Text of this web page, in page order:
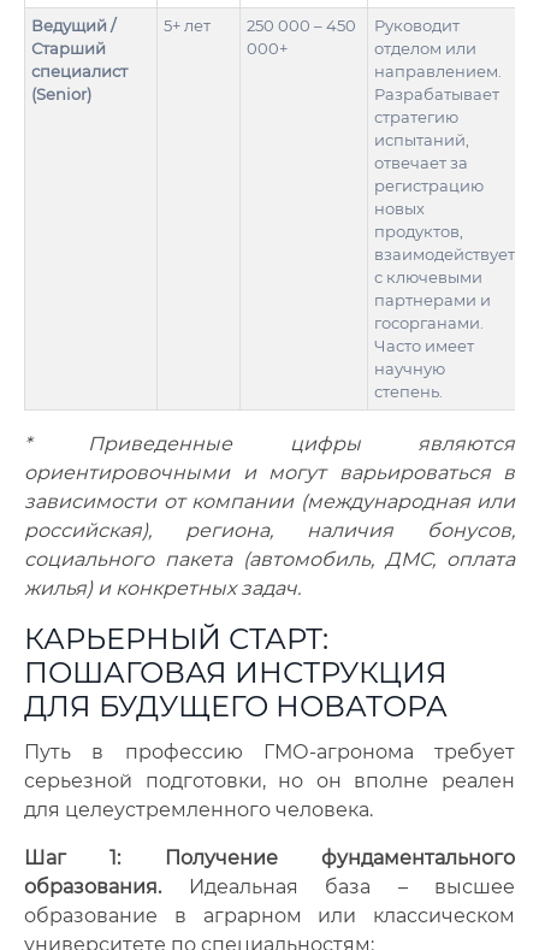
Ведущий /
Старший
специалист
(Senior)
5+ лет
250 000 – 450
000+
Руководит
отделом или
направлением.
Разрабатывает
стратегию
испытаний,
отвечает за
регистрацию
новых
продуктов,
взаимодействует
с ключевыми
партнерами и
госорганами.
Часто имеет
научную
степень.
* Приведенные цифры являются
ориентировочными и могут варьироваться в
зависимости от компании (международная или
российская), региона, наличия бонусов,
социального пакета (автомобиль, ДМС, оплата
жилья) и конкретных задач.
КАРЬЕРНЫЙ СТАРТ:
ПОШАГОВАЯ ИНСТРУКЦИЯ
ДЛЯ БУДУЩЕГО НОВАТОРА
Путь в профессию ГМО-агронома требует
серьезной подготовки, но он вполне реален
для целеустремленного человека.
Шаг 1: Получение фундаментального
образования.Идеальная база – высшее
образование в аграрном или классическом
университете по специальностям: